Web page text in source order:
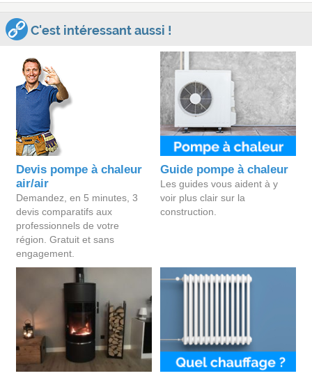
C'est intéressant aussi !
Devis pompe à chaleur
air/air
Demandez, en 5 minutes, 3
devis comparatifs aux
professionnels de votre
région. Gratuit et sans
engagement.
Guide pompe à chaleur
Les guides vous aident à y
voir plus clair sur la
construction.